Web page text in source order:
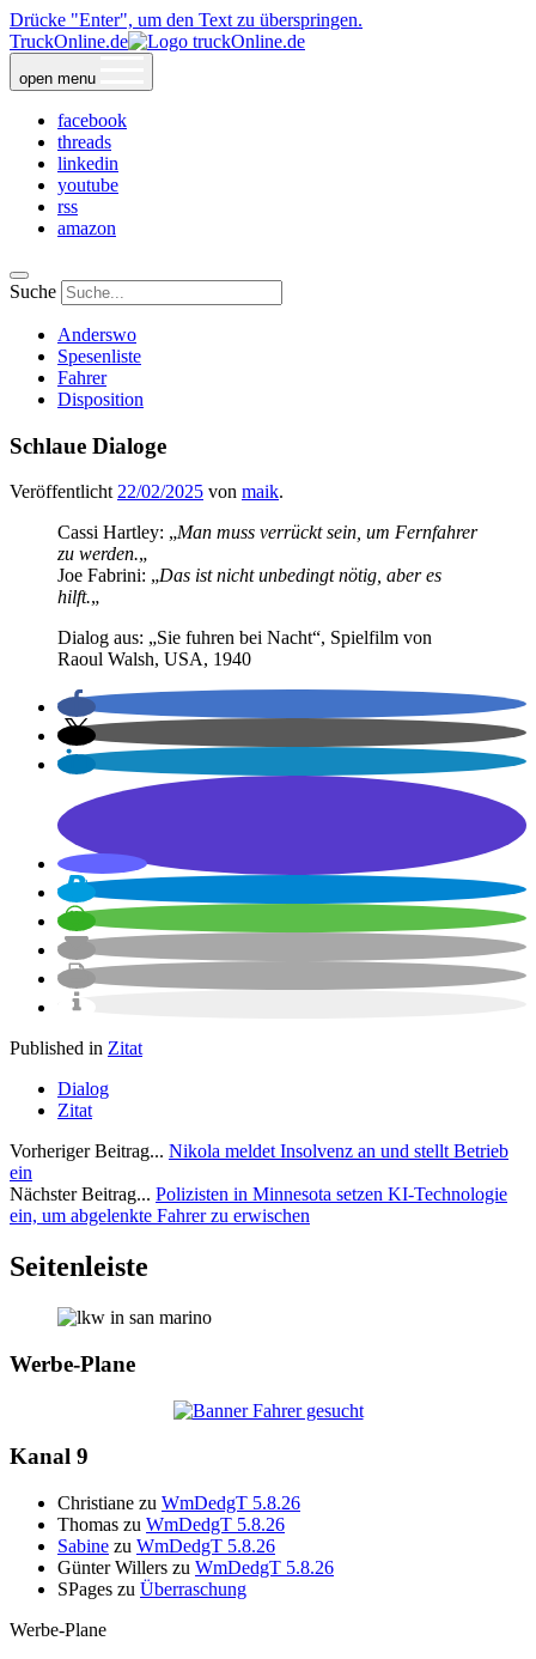
Drücke "Enter", um den Text zu überspringen.
TruckOnline.de
open menu
facebook
threads
linkedin
youtube
rss
amazon
Suche
Anderswo
Spesenliste
Fahrer
Disposition
Schlaue Dialoge
Veröffentlicht22/02/2025 von maik.
Cassi Hartley: „Man muss verrückt sein, um Fernfahrer
zu werden.„
Joe Fabrini: „Das ist nicht unbedingt nötig, aber es
hilft.„
Dialog aus: „Sie fuhren bei Nacht“, Spielfilm von
Raoul Walsh, USA, 1940
Published in Zitat
Dialog
Zitat
Vorheriger Beitrag... Nikola meldet Insolvenz an und stellt Betrieb
ein
Nächster Beitrag... Polizisten in Minnesota setzen KI-Technologie
ein, um abgelenkte Fahrer zu erwischen
Seitenleiste
Werbe-Plane
Kanal 9
Christiane zu WmDedgT 5.8.26
Thomas zu WmDedgT 5.8.26
Sabine zu WmDedgT 5.8.26
Günter Willers zu WmDedgT 5.8.26
SPages zu Überraschung
Werbe-Plane